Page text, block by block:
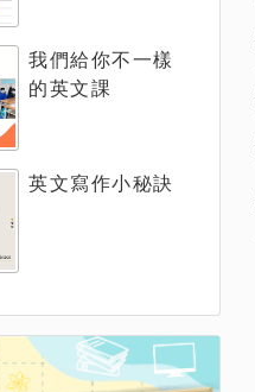
我們給你不一樣
的英文課
英文寫作小秘訣